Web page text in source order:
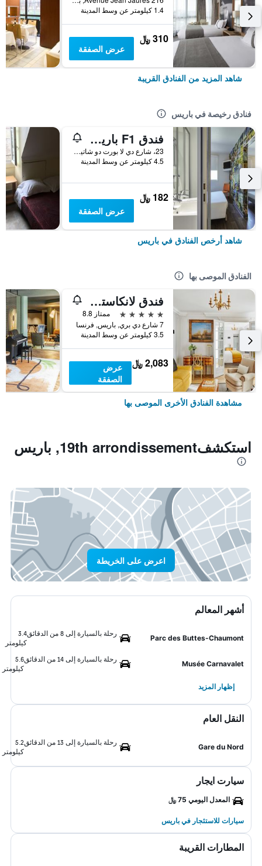
1.4 كيلومتر عن وسط المدينة
310 ﷼
عرض الصفقة
شاهد المزيد من الفنادق القريبة
فنادق رخيصة في باريس
فندق F1 باريس بورت دو شاتيلون
23، شارع دي لا بورت دو شاتيلون, باريس, فرنسا
4.5 كيلومتر عن وسط المدينة
182 ﷼
عرض الصفقة
شاهد أرخص الفنادق في باريس
الفنادق الموصى بها
فندق لانكاستر باريس شانزليزيه
5 نجوم
ممتاز 8.8
7 شارع دي بري, باريس, فرنسا
3.5 كيلومتر عن وسط المدينة
2,083 ﷼
عرض
الصفقة
مشاهدة الفنادق الأخرى الموصى بها
استكشف19th arrondissement, باريس
اعرض على الخريطة
أشهر المعالم
Parc des Buttes-Chaumont
رحلة بالسيارة إلى 8 من الدقائق
3.4
كيلومتر
Musée Carnavalet
رحلة بالسيارة إلى 14 من الدقائق
5.6
كيلومتر
إظهار المزيد
النقل العام
Gare du Nord
رحلة بالسيارة إلى 13 من الدقائق
5.2
كيلومتر
سيارت ايجار
المعدل اليومي 75 ﷼
سيارات للاستئجار في باريس
المطارات القريبة